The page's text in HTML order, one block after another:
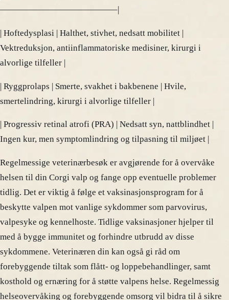
—————————————–|
| Hoftedysplasi | Halthet, stivhet, nedsatt mobilitet |
Vektreduksjon, antiinflammatoriske medisiner, kirurgi i
alvorlige tilfeller |
| Ryggprolaps | Smerte, svakhet i bakbenene | Hvile,
smertelindring, kirurgi i alvorlige tilfeller |
| Progressiv retinal atrofi (PRA) | Nedsatt syn, nattblindhet |
Ingen kur, men symptomlindring og tilpasning til miljøet |
Regelmessige veterinærbesøk er avgjørende for å overvåke
helsen til din Corgi valp og fange opp eventuelle problemer
tidlig. Det er viktig å følge et vaksinasjonsprogram for å
beskytte valpen mot vanlige sykdommer som parvovirus,
valpesyke og kennelhoste. Tidlige vaksinasjoner hjelper til
med å bygge immunitet og forhindre utbrudd av disse
sykdommene. Veterinæren din kan også gi råd om
forebyggende tiltak som flått- og loppebehandlinger, samt
kosthold og ernæring for å støtte valpens helse. Regelmessig
helseovervåking og forebyggende omsorg vil bidra til å sikre